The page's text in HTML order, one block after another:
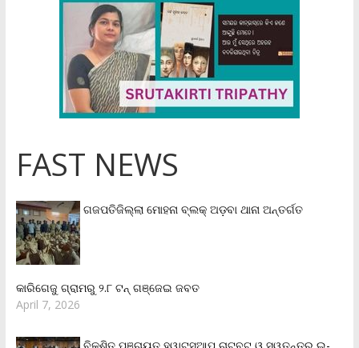
FAST NEWS
ଗଜପତିଜିଲ୍ଲା ମୋହନା ବ୍ଲକ୍‌ ଅଡ଼ବା ଥାନା ଅନ୍ତର୍ଗତ
କାରିଗେଜୁ ଗ୍ରାମରୁ ୨.୮ ଟନ୍ ଗଞ୍ଜେଇ ଜବତ
April 7, 2026